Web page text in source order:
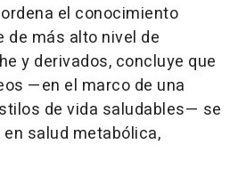
el conocimiento
más alto nivel de
y derivados, concluye que
—en el marco de una
de vida saludables— se
salud metabólica,